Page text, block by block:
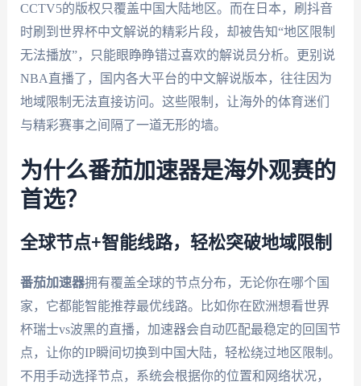
CCTV5的版权只覆盖中国大陆地区。而在日本，刷抖音
时刷到世界杯中文解说的精彩片段，却被告知“地区限制
无法播放”，只能眼睁睁错过喜欢的解说员分析。更别说
NBA直播了，国内各大平台的中文解说版本，往往因为
地域限制无法直接访问。这些限制，让海外的体育迷们
与精彩赛事之间隔了一道无形的墙。
为什么番茄加速器是海外观赛的
首选？
全球节点+智能线路，轻松突破地域限制
番茄加速器拥有覆盖全球的节点分布，无论你在哪个国
家，它都能智能推荐最优线路。比如你在欧洲想看世界
杯瑞士vs波黑的直播，加速器会自动匹配最稳定的回国节
点，让你的IP瞬间切换到中国大陆，轻松绕过地区限制。
不用手动选择节点，系统会根据你的位置和网络状况，